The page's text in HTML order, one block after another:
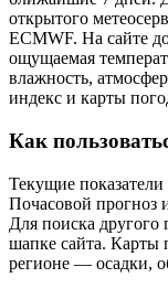
открытого
ECMWF. На сайте
ощущаемая
влажность,
индекс и карты
Как
Текущие
Почасовой прогноз
Для поиска другого
шапке сайта. Карты
регионе — осадки,